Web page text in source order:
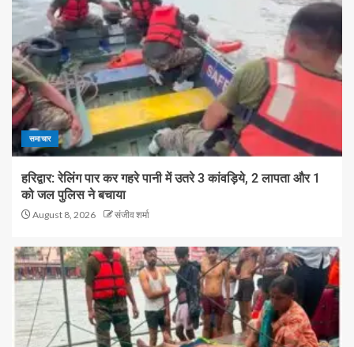
समाचार
हरिद्वार: रेलिंग पार कर गहरे पानी में उतरे 3 कांवड़िये, 2 लापता और 1
को जल पुलिस ने बचाया
August 8, 2026 संजीव शर्मा